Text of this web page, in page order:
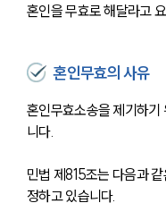
혼인을 무효로 해달라고
혼인무효의 사유
혼인무효소송을 제기하기
니다.
민법 제815조는 다음과
정하고 있습니다.